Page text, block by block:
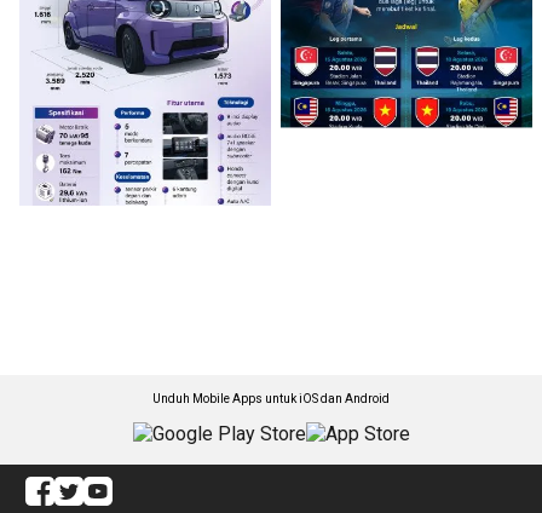
Unduh Mobile Apps untuk iOS dan Android